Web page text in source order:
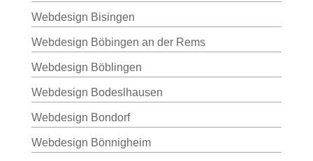
Webdesign Bisingen
Webdesign Böbingen an der Rems
Webdesign Böblingen
Webdesign Bodeslhausen
Webdesign Bondorf
Webdesign Bönnigheim